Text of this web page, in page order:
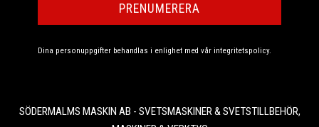
PRENUMERERA
Dina personuppgifter behandlas i enlighet med vår integritetspolicy.
SÖDERMALMS MASKIN AB - SVETSMASKINER & SVETSTILLBEHÖR,